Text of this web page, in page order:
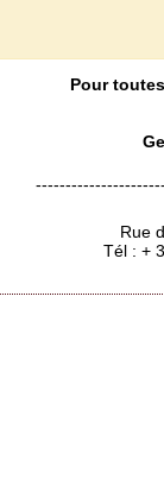
Pour
Rue
Tél : +